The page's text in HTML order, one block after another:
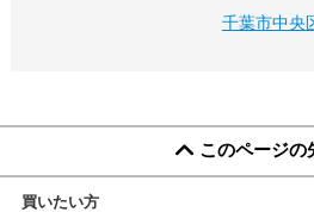
千葉市中
このページの
買いたい方